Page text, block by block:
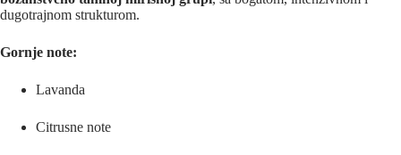
dugotrajnom strukturom.
Gornje note:
Lavanda
Citrusne note